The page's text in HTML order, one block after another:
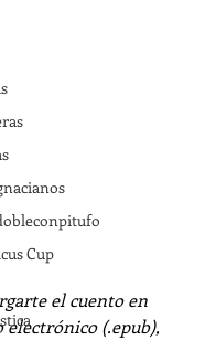
Cup
el cuento en
(.epub),